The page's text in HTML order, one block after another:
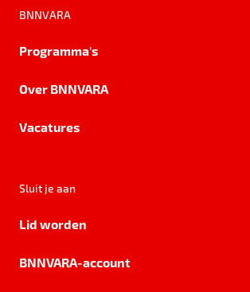
BNNVARA
Programma's
Over BNNVARA
Vacatures
Sluit je aan
Lid worden
BNNVARA-account